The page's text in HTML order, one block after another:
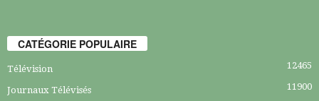
CATÉGORIE POPULAIRE
Télévision 12465
Journaux Télévisés 11900